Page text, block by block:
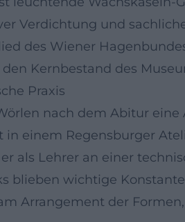
Verdichtung und
des Wiener
Kernbestand des
Praxis
nach dem Abitur
einem Regensburger
als Lehrer an einer
blieben wichtige
Arrangement der